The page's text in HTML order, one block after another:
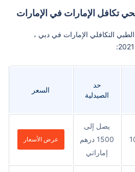
الإمارات في الإمارات
التكافلي الإمارات في دبي ،
حد
الصيدلية
السعر
يصل إلى
1500 درهم
إماراتي
عرض الأسعار